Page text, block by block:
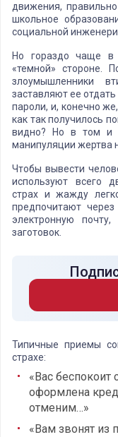
движения,
школьное
социальной
Но гораздо чаще
«темной» стороне.
злоумышленники
заставляют ее
пароли, и, конечно
как так получилось
видно? Но в том и
манипуляции жертва
Чтобы вывести
используют всего
страх и жажду
предпочитают
электронную почту,
заготовок.
Типичные приемы
страхе:
«Вас беспокоит
оформлена
отменим…»
«Вам звонят из